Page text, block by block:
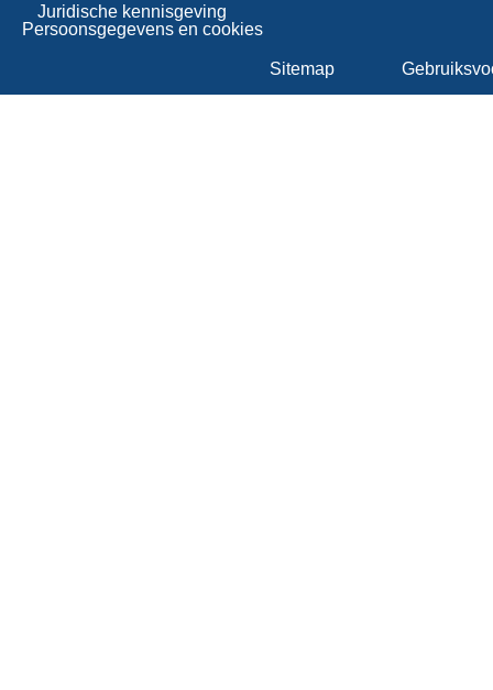
Juridische kennisgeving
Persoonsgegevens en cookies
Sitemap